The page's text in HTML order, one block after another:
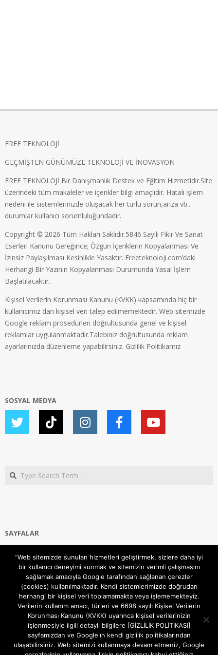
FREE TEKNOLOJİ
GEÇMİŞTEN GÜNÜMÜZE TEKNOLOJİ VE İNOVASYON
FREE TEKNOLOJİ Bir Danışmanlık Destek ve Eğitim Hizmetidir.Site
üzerindeki tüm makaleler ve içerikler bilgi amaçlıdır. Hatalı işlem
nedeni ile sistemlerinizde oluşacak her türlü sorun,arıza vb..
durumlar kullanıcı sorumluluğundadır.
Copyright © 2026 Tüm Hakları Saklıdır.5846 Sayılı Fikir Ve Sanat
Eserleri Kanunu Gereğince; Özgün İçeriklerin Kopyalanması Ve
İzinsiz Paylaşılması Kesinlikle Yasaktır. Freeteknoloji.com’daki
Herhangi Bir Yazının Kopyalanması Durumunda Yasal İşlem
Başlatılacaktır.
Kişisel Verilerin Korunması Kanunu (KVKK) kapsamında hiç bir
kullanıcımız dan kişisel veri talep edilmemektedir. Web sitemizde
Google reklam prosedürleri doğrultusunda genel ve kişisel
reklamlar uygulanmaktadır.Talebiniz doğrultusunda reklam
ayarlarınızda düzenleme yapabilirsiniz. Gizlilik Politikamız
SOSYAL MEDYA
Search
SAYFALAR
Gizlilik ve Çerezler (Cookies) Politikası
Hakkımızda
İletişim Kanalları
MODEM KURULUM
TEKNİK DESTEK
TELEVİZYON SİSTEMLERİ
"Web sitemizde sunulan hizmetleri geliştirmek, sizlere daha iyi
bir kullanıcı deneyimi sunmak ve sitemizin verimli çalışmasını
sağlamak amacıyla Google tarafından sağlanan çerezler
(cookies) kullanılmaktadır. Kendi sistemlerimizde doğrudan
herhangi bir kişisel veri toplamamakta veya işlememekteyiz.
Verilerin kullanım amacı, türleri ve 6698 sayılı Kişisel Verilerin
Korunması Kanunu (KVKK) uyarınca kişisel verilerinizin
işlenmesiyle ilgili detaylı bilgilere [GİZLİLİK POLİTİKASI]
sayfamızdan ve Google'ın kendi gizlilik politikalarından
ulaşabilirsiniz. Web sitemizi kullanmaya devam etmeniz, Google